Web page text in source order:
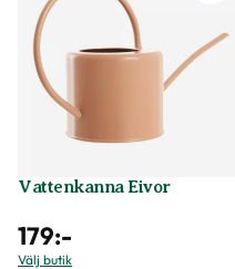
Vattenkanna Eivor
179:-
Välj butik